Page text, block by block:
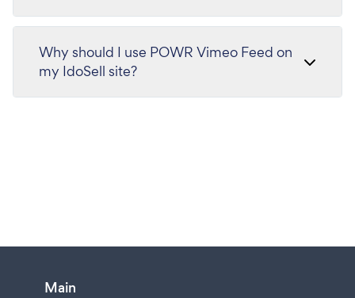
Why should I use POWR Vimeo Feed on
my IdoSell site?
Main